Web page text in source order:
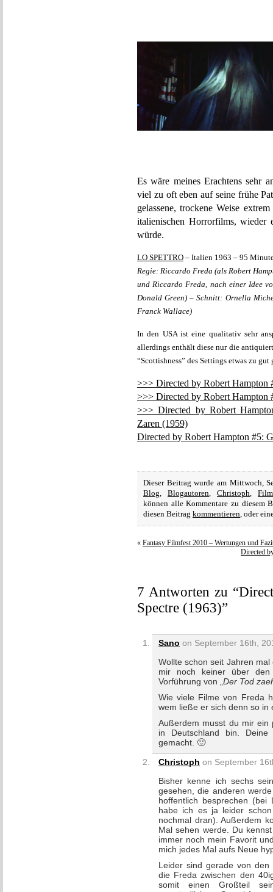
Es wäre meines Erachtens sehr
viel zu oft eben auf seine frühe
gelassene, trockene Weise
italienischen Horrorfilms, wieder
würde.
LO SPETTRO – Italien 1963 – 95
Regie: Riccardo Freda (als Robert
und Riccardo Freda, nach einer Idee
Donald Green) – Schnitt: Ornella
Franck Wallace)
In den USA ist eine qualitativ sehr
allerdings enthält diese nur die
“Scottishness” des Settings etwas zu gut
>>> Directed by Robert Hampton
>>> Directed by Robert Hampton
>>> Directed by Robert
Zaren (1959)
Directed by Robert Hampton #5:
Dieser Beitrag wurde am Mittwoch,
Blog, Blogautoren, Christoph,
können alle Kommentare zu diesem
diesen Beitrag kommentieren, oder
« Fantasy Filmfest 2010 – Wertungen und
Directed
7 Antworten zu
Spectre (1963)”
Sano on September 16th,
Wollte schon seit Jahren
mir noch keiner über
Vorführung von „ Der Tod
Wie viele Filme von Freda
wem ließe er sich denn so in
Außerdem musst du mir ein
in Deutschland bin.
gemacht. 🙂
Christoph on September
Bisher kenne ich sechs
gesehen, die anderen
hoffentlich besprechen (bei
habe ich es ja leider
nochmal dran). Außerdem
Mal sehen werde. Du
immer noch mein Favorit
mich jedes Mal aufs Neue
Leider sind gerade von den
die Freda zwischen den
somit einen Großteil